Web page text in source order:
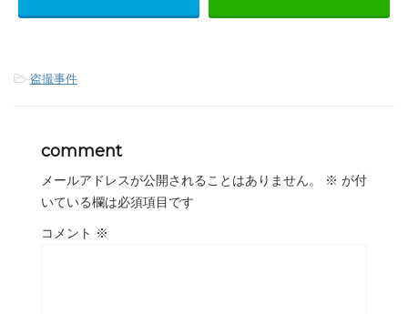
-盗撮事件
comment
メールアドレスが公開されることはありません。 ※ が付
いている欄は必須項目です
コメント ※